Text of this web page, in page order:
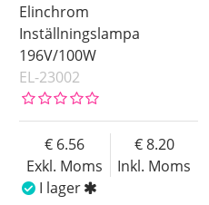
Elinchrom
Inställningslampa
196V/100W
EL-23002
Exkl. Moms
6.56
Inkl. Moms
8.20
I lager